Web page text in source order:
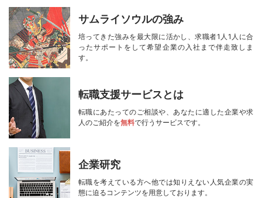
サムライソウルの強み
培ってきた強みを最大限に活かし、求職者1人1人に合
ったサポートをして希望企業の入社まで伴走致しま
す。
転職支援サービスとは
転職にあたってのご相談や、あなたに適した企業や求
人のご紹介を無料で行うサービスです。
企業研究
転職を考えている方へ他では知りえない人気企業の実
態に迫るコンテンツを用意しております。